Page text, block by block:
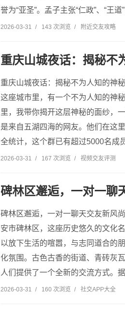
誉为“亚圣”。孟子主张“仁政”、“王
2026-03-31 / 143 次浏览 / 附近交友攻略
重庆山城夜话：揭秘不
重庆山城夜话：揭秘不为人知的神
这座城市里，有一个不为人知的神
里，我带你揭开这层神秘的面纱，
是来自五湖四海的网友。他们在这
全统计，这个群已有超过5000名成
2026-03-31 / 167 次浏览 / 视频交友评测
碑林区邂逅，一对一聊
碑林区邂逅，一对一聊天交友新风
安市碑林区，这座历史悠久的文化
以放下生活的喧嚣，与志同道合的
化氛围。古色古香的街道、青砖灰
人们提供了一个全新的交流方式。
2026-03-31 / 160 次浏览 / 社交APP大全